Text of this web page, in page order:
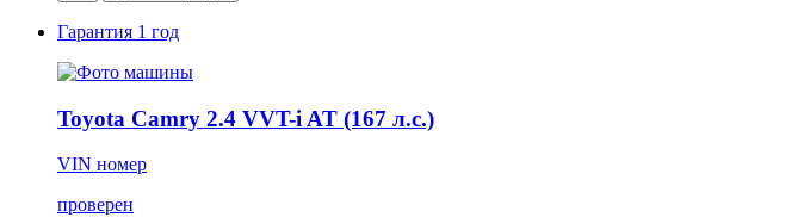
Гарантия 1 год
Toyota Camry 2.4 VVT-i AT (167 л.с.)
VIN номер
проверен